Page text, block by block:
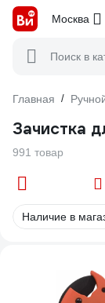
Москва
Поиск в
Главная /
Зачистка
991 товар
Наличие в